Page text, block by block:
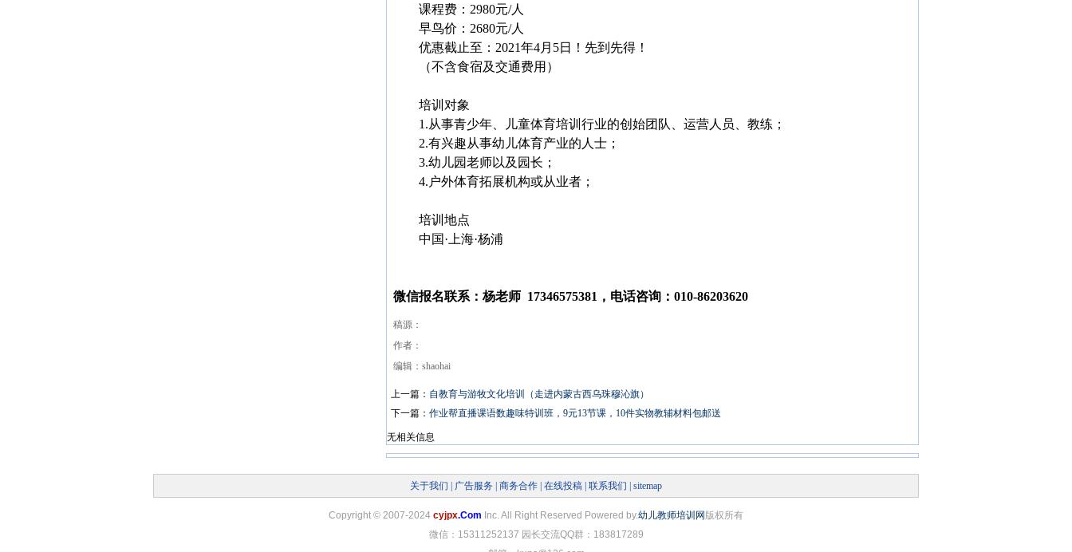
课程费：2980元/人
早鸟价：2680元/人
优惠截止至：2021年4月5日！先到先得！
（不含食宿及交通费用）
培训对象
1.从事青少年、儿童体育培训行业的创始团队、运营人员、教练；
2.有兴趣从事幼儿体育产业的人士；
3.幼儿园老师以及园长；
4.户外体育拓展机构或从业者；
培训地点
中国·上海·杨浦
微信报名联系：杨老师 17346575381，电话咨询：010-86203620
稿源：
作者：
编辑：shaohai
上一篇： 自教育与游牧文化培训（走进内蒙古西乌珠穆沁旗）
下一篇： 作业帮直播课语数趣味特训班，9元13节课，10件实物教辅材料包邮送
无相关信息
关于我们 广告服务 商务合作 在线投稿 联系我们 sitemap
Copyright © 2007-2024 cyjpx.Com Inc. All Right Reserved Powered by.幼儿教师培训网 版权所有
微信：15311252137 园长交流QQ群：183817289